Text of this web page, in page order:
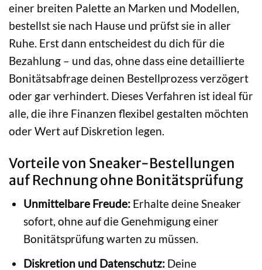
einer breiten Palette an Marken und Modellen,
bestellst sie nach Hause und prüfst sie in aller
Ruhe. Erst dann entscheidest du dich für die
Bezahlung – und das, ohne dass eine detaillierte
Bonitätsabfrage deinen Bestellprozess verzögert
oder gar verhindert. Dieses Verfahren ist ideal für
alle, die ihre Finanzen flexibel gestalten möchten
oder Wert auf Diskretion legen.
Vorteile von Sneaker-Bestellungen
auf Rechnung ohne Bonitätsprüfung
Unmittelbare Freude:Erhalte deine Sneaker
sofort, ohne auf die Genehmigung einer
Bonitätsprüfung warten zu müssen.
Diskretion und Datenschutz:Deine